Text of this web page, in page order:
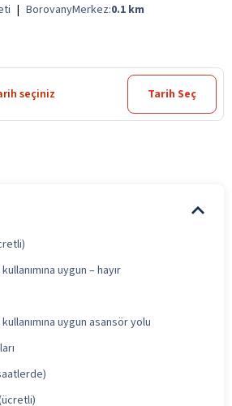
| BorovanyMerkez:0.1 km
seçiniz Tarih Seç
uygun – hayır
uygun asansör yolu